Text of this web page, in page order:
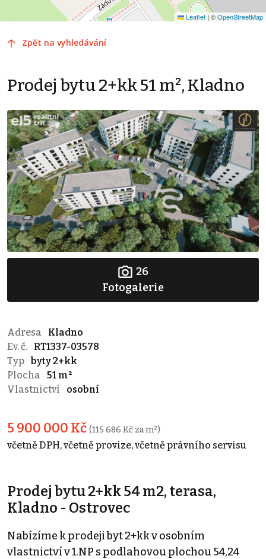
Leaflet |©OpenStreetMap
Zpět na vyhledávání
Prodej bytu 2+kk 51 m², Kladno
26
Fotogalerie
Adresa
Kladno
Ev. č.
RT1337-03578
Typ byty 2+kk
Plocha
51 m²
Vlastnictví
osobní
5 900 000 Kč (115 686 Kč za m²)
včetně DPH, včetně provize, včetně právního servisu
Prodej bytu 2+kk 54 m2, terasa,
Kladno - Ostrovec
Nabízíme k prodeji byt 2+kk v osobním
vlastnictví v 1.NP s podlahovou plochou 54,24